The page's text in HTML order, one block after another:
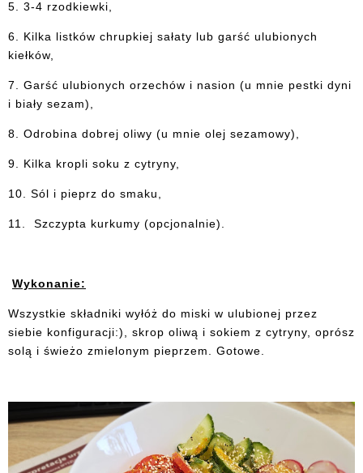
5. 3-4 rzodkiewki,
6. Kilka listków chrupkiej sałaty lub garść ulubionych
kiełków,
7. Garść ulubionych orzechów i nasion (u mnie pestki dyni
i biały sezam),
8. Odrobina dobrej oliwy (u mnie olej sezamowy),
9. Kilka kropli soku z cytryny,
10. Sól i pieprz do smaku,
11. Szczypta kurkumy (opcjonalnie).
Wykonanie:
Wszystkie składniki wyłóż do miski w ulubionej przez
siebie konfiguracji:), skrop oliwą i sokiem z cytryny, oprósz
solą i świeżo zmielonym pieprzem. Gotowe.